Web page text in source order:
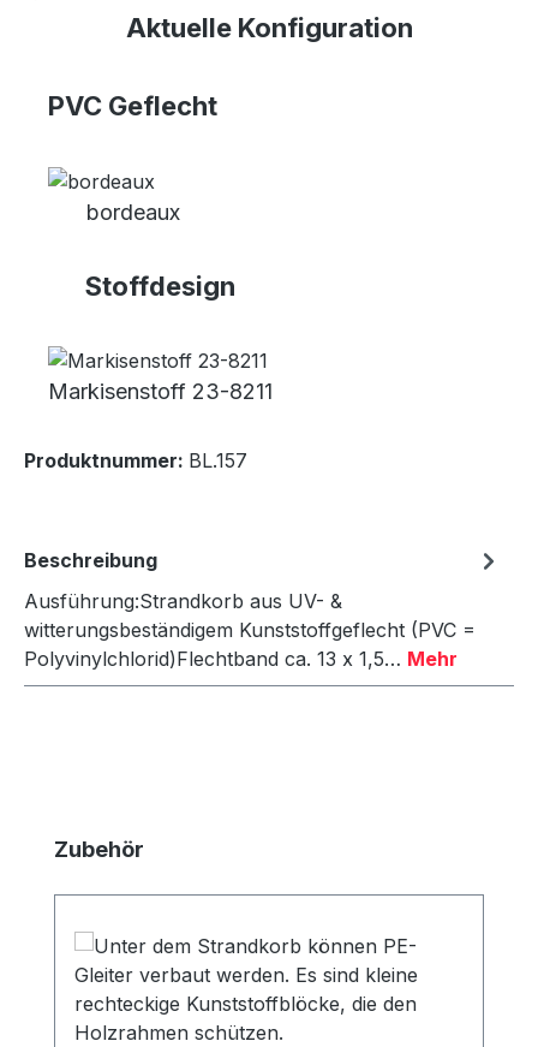
Aktuelle Konfiguration
PVC Geflecht
bordeaux
Stoffdesign
Markisenstoff 23-8211
Produktnummer: BL.157
Beschreibung
Ausführung:Strandkorb aus UV- &
witterungsbeständigem Kunststoffgeflecht (PVC =
Polyvinylchlorid)Flechtband ca. 13 x 1,5… Mehr
Produktgalerie überspringen
Zubehör